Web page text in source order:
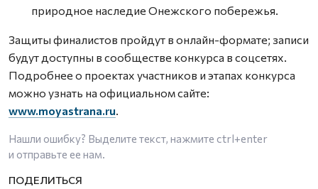
природное наследие Онежского побережья.
Защиты финалистов пройдут в онлайн-формате; записи
будут доступны в сообществе конкурса в соцсетях.
Подробнее о проектах участников и этапах конкурса
можно узнать на официальном сайте:
www.moyastrana.ru.
Нашли ошибку? Выделите текст, нажмите ctrl+enter
и отправьте ее нам.